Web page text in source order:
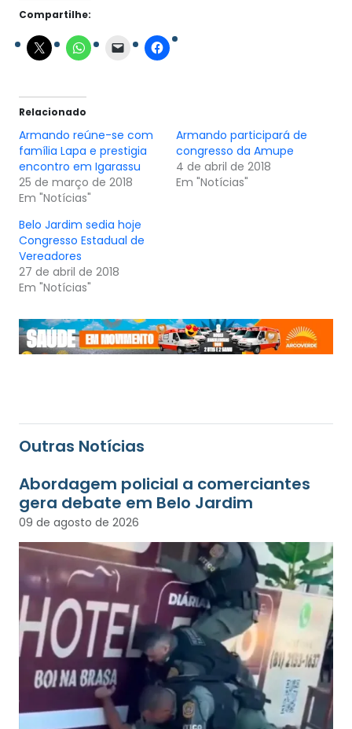
Compartilhe:
Relacionado
Armando reúne-se com
família Lapa e prestigia
encontro em Igarassu
25 de março de 2018
Em "Notícias"
Armando participará de
congresso da Amupe
4 de abril de 2018
Em "Notícias"
Belo Jardim sedia hoje
Congresso Estadual de
Vereadores
27 de abril de 2018
Em "Notícias"
Outras Notícias
Abordagem policial a comerciantes
gera debate em Belo Jardim
09 de agosto de 2026